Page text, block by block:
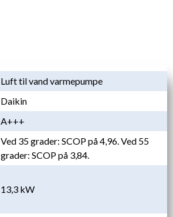
Luft til vand varmepumpe
Daikin
A+++
Ved 35 grader: SCOP på 4,96. Ved 55
grader: SCOP på 3,84.
13,3 kW